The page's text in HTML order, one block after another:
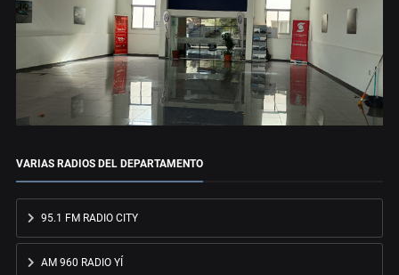
VARIAS RADIOS DEL DEPARTAMENTO
95.1 FM RADIO CITY
AM 960 RADIO YÍ